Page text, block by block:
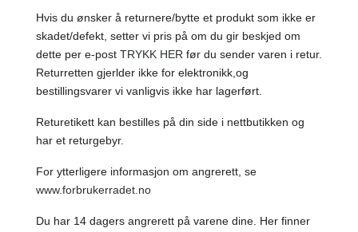
Hvis du ønsker å returnere/bytte et produkt som ikke er
skadet/defekt, setter vi pris på om du gir beskjed om
dette per e-post TRYKK HER før du sender varen i retur.
Returretten gjerlder ikke for elektronikk,og
bestillingsvarer vi vanligvis ikke har lagerført.
Returetikett kan bestilles på din side i nettbutikken og
har et returgebyr.
For ytterligere informasjon om angrerett, se
www.forbrukerradet.no
Du har 14 dagers angrerett på varene dine. Her finner